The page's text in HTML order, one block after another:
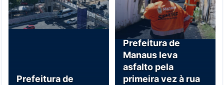
Prefeitura de
Prefeitura de
Manaus leva
asfalto pela
primeira vez à rua